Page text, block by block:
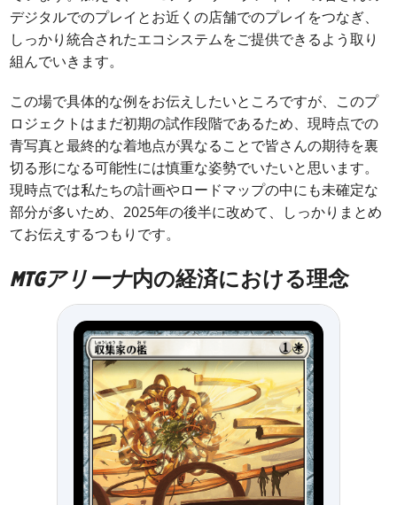
デジタルでのプレイとお近くの店舗でのプレイをつなぎ、
しっかり統合されたエコシステムをご提供できるよう取り
組んでいきます。
この場で具体的な例をお伝えしたいところですが、このプ
ロジェクトはまだ初期の試作段階であるため、現時点での
青写真と最終的な着地点が異なることで皆さんの期待を裏
切る形になる可能性には慎重な姿勢でいたいと思います。
現時点では私たちの計画やロードマップの中にも未確定な
部分が多いため、2025年の後半に改めて、しっかりまとめ
てお伝えするつもりです。
MTGアリーナ内の経済における理念